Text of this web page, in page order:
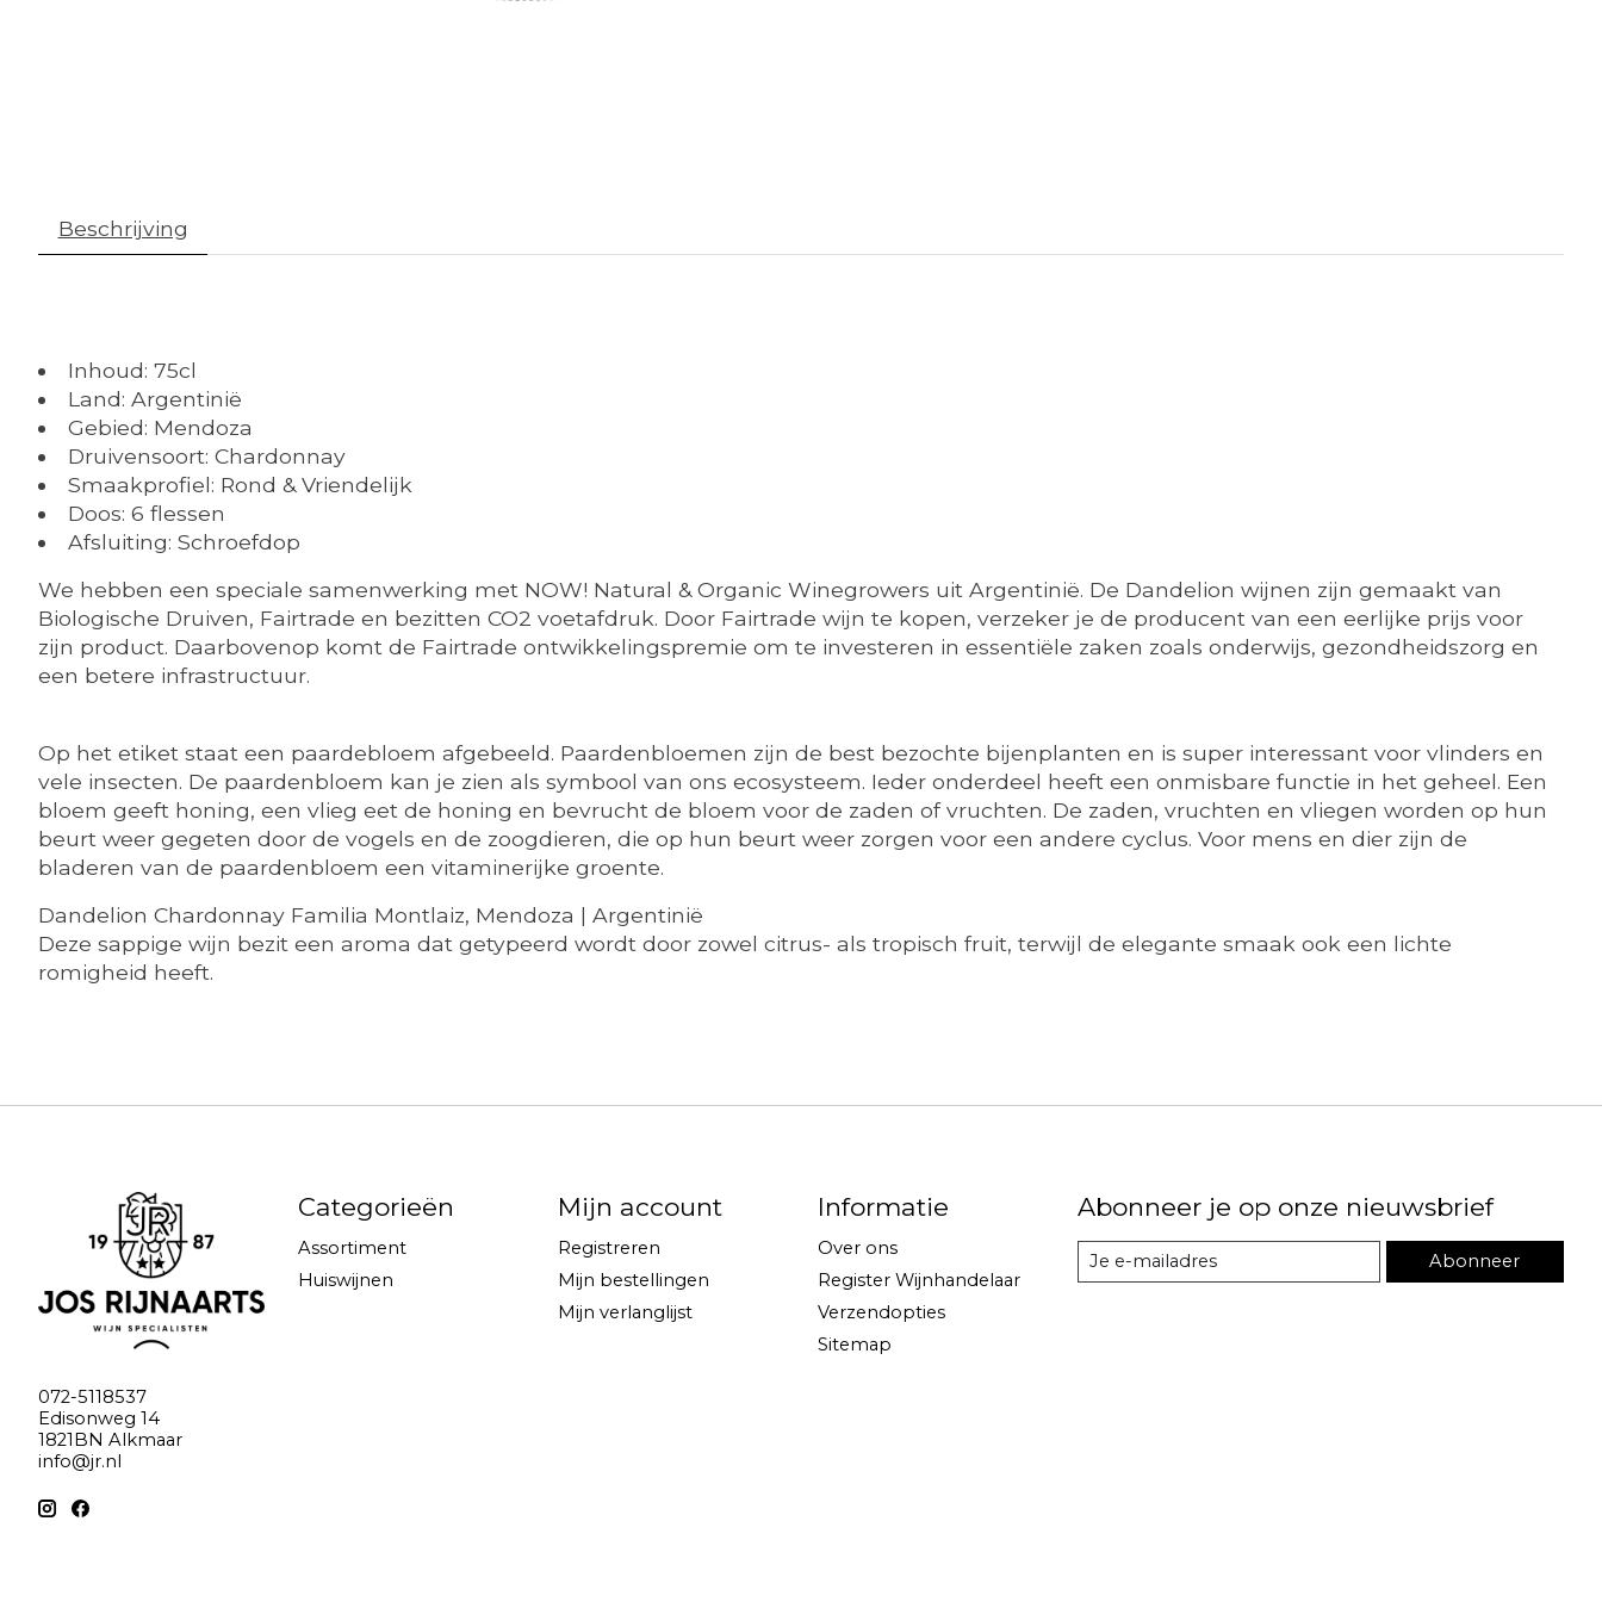
Beschrijving
Inhoud: 75cl
Land: Argentinië
Gebied: Mendoza
Druivensoort: Chardonnay
Smaakprofiel: Rond & Vriendelijk
Doos: 6 flessen
Afsluiting: Schroefdop
We hebben een speciale samenwerking met NOW! Natural & Organic Winegrowers uit Argentinië. De Dandelion wijnen zijn gemaakt van
Biologische Druiven, Fairtrade en bezitten CO2 voetafdruk. Door Fairtrade wijn te kopen, verzeker je de producent van een eerlijke prijs voor
zijn product. Daarbovenop komt de Fairtrade ontwikkelingspremie om te investeren in essentiële zaken zoals onderwijs, gezondheidszorg en
een betere infrastructuur.
Op het etiket staat een paardebloem afgebeeld. Paardenbloemen zijn de best bezochte bijenplanten en is super interessant voor vlinders en
vele insecten. De paardenbloem kan je zien als symbool van ons ecosysteem. Ieder onderdeel heeft een onmisbare functie in het geheel. Een
bloem geeft honing, een vlieg eet de honing en bevrucht de bloem voor de zaden of vruchten. De zaden, vruchten en vliegen worden op hun
beurt weer gegeten door de vogels en de zoogdieren, die op hun beurt weer zorgen voor een andere cyclus. Voor mens en dier zijn de
bladeren van de paardenbloem een vitaminerijke groente.
Dandelion Chardonnay Familia Montlaiz, Mendoza | Argentinië
Deze sappige wijn bezit een aroma dat getypeerd wordt door zowel citrus- als tropisch fruit, terwijl de elegante smaak ook een lichte
romigheid heeft.
072-5118537
Edisonweg 14
1821BN Alkmaar
info@jr.nl
Categorieën
Assortiment
Huiswijnen
Mijn account
Registreren
Mijn bestellingen
Mijn verlanglijst
Informatie
Over ons
Register Wijnhandelaar
Verzendopties
Sitemap
Abonneer je op onze nieuwsbrief
Abonneer